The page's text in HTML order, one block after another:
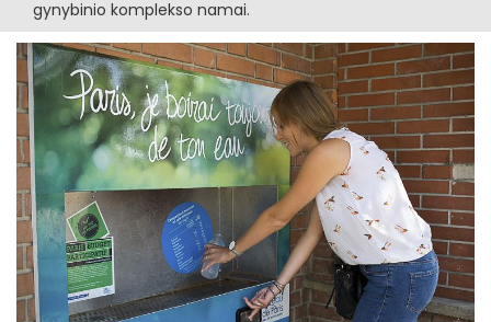
gynybinio komplekso namai.